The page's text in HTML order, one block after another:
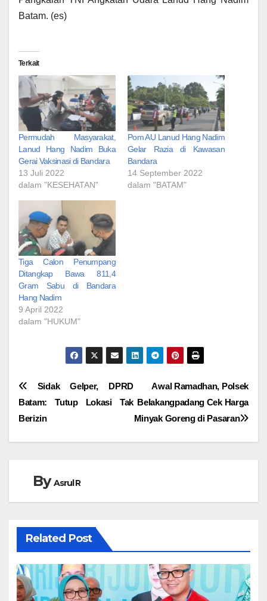
Batam. (es)
Terkait
Permudah Masyarakat,
Lanud Hang Nadim Buka
Gerai Vaksinasi di Bandara
13 Juli 2022
dalam "KESEHATAN"
Pom AU Lanud Hang Nadim
Gelar Razia di Kawasan
Bandara
14 September 2022
dalam "BATAM"
Tiga Calon Penumpang
Ditangkap Bawa 811,4
Gram Sabu di Bandara
Hang Nadim
9 April 2022
dalam "HUKUM"
Navigasi
pos
Awal Ramadhan, Polsek
Belakangpadang Cek Harga
Minyak Goreng di Pasaran
Sidak Gelper, DPRD
Batam: Tutup Lokasi Tak
Berizin
ByAsrul R
Related Post